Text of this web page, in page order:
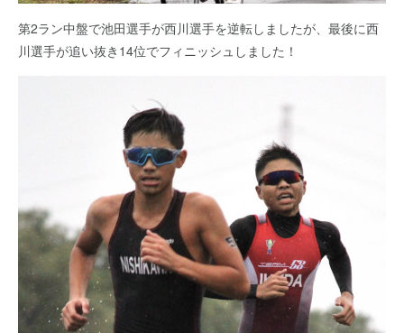
第2ラン中盤で池田選手が西川選手を逆転しましたが、最後に西
川選手が追い抜き14位でフィニッシュしました！